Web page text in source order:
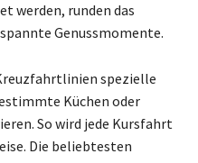
werden, runden das
Genussmomente.
spezielle
Küchen oder
So wird jede Kursfahrt
Die beliebtesten